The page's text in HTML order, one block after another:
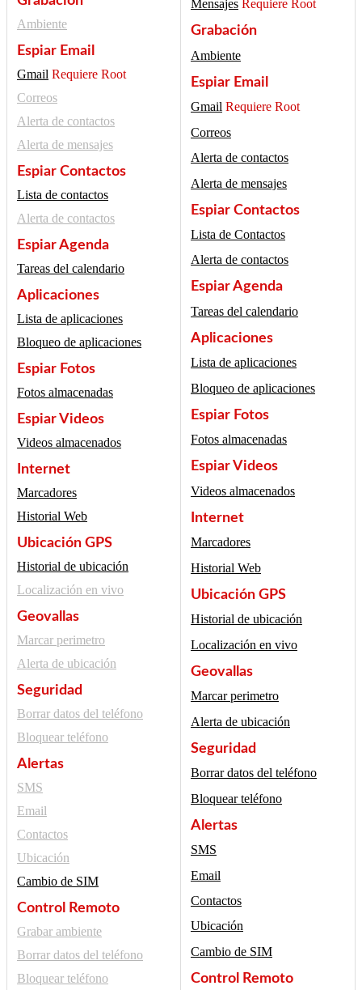
Ambiente
Espiar Email
Gmail Requiere Root
Correos
Alerta de contactos
Alerta de mensajes
Espiar Contactos
Lista de contactos
Alerta de contactos
Espiar Agenda
Tareas del calendario
Aplicaciones
Lista de aplicaciones
Bloqueo de aplicaciones
Espiar Fotos
Fotos almacenadas
Espiar Videos
Videos almacenados
Internet
Marcadores
Historial Web
Ubicación GPS
Historial de ubicación
Localización en vivo
Geovallas
Marcar perimetro
Alerta de ubicación
Seguridad
Borrar datos del teléfono
Bloquear teléfono
Alertas
SMS
Email
Contactos
Ubicación
Cambio de SIM
Control Remoto
Grabar ambiente
Borrar datos del teléfono
Bloquear teléfono
Mensajes Requiere Root
Grabación
Ambiente
Espiar Email
Gmail Requiere Root
Correos
Alerta de contactos
Alerta de mensajes
Espiar Contactos
Lista de Contactos
Alerta de contactos
Espiar Agenda
Tareas del calendario
Aplicaciones
Lista de aplicaciones
Bloqueo de aplicaciones
Espiar Fotos
Fotos almacenadas
Espiar Videos
Videos almacenados
Internet
Marcadores
Historial Web
Ubicación GPS
Historial de ubicación
Localización en vivo
Geovallas
Marcar perimetro
Alerta de ubicación
Seguridad
Borrar datos del teléfono
Bloquear teléfono
Alertas
SMS
Email
Contactos
Ubicación
Cambio de SIM
Control Remoto